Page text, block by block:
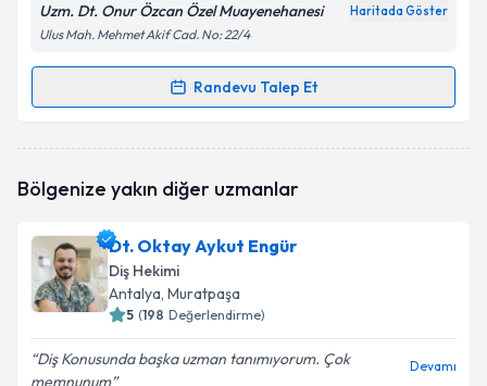
Uzm. Dt. Onur Özcan Özel Muayenehanesi Haritada Göster
Ulus Mah. Mehmet Akif Cad. No: 22/4
Randevu Talep Et
Randevu Takvimi Talebi
oluşturun. Size bu uzmandan randevu almanız için bir
E-posta Adresiniz
Kişisel verilerimin işlenmesine ilişkinAydınlatma
Bölgenize yakın diğer uzmanlar
Dt. Oktay Aykut Engür
Diş Hekimi
Antalya, Muratpaşa
5 (198 Değerlendirme)
Diş Konusunda başka uzman tanımıyorum. Çok
memnunum
Devamı